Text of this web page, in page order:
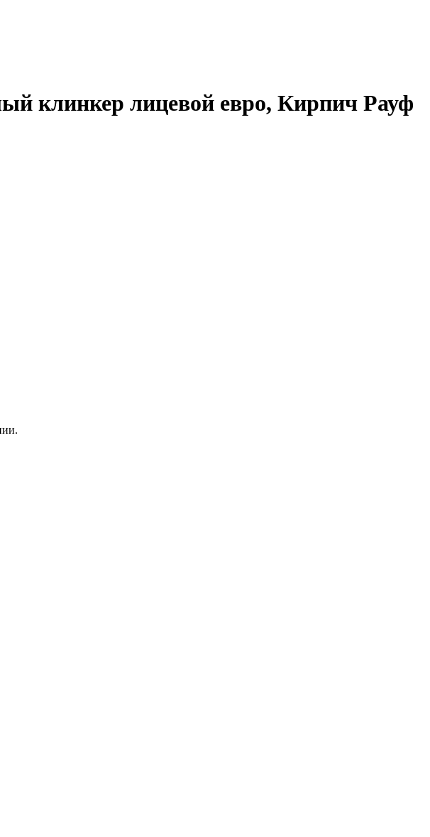
клинкер лицевой евро, Кирпич Рауф